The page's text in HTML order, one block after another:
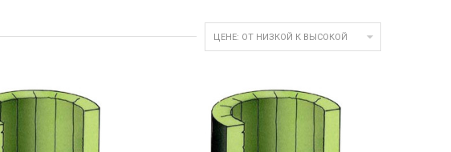
ЦЕНЕ: ОТ НИЗКОЙ К ВЫСОКОЙ 